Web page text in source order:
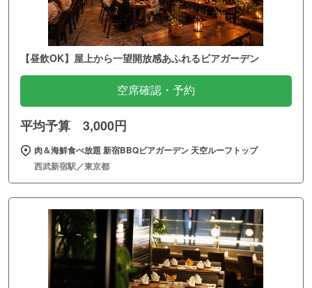
【昼飲OK】屋上から一望開放感あふれるビアガーデン
空席確認・予約
平均予算 3,000円
肉＆海鮮食べ放題 新宿BBQビアガーデン 天空ルーフトップ
西武新宿駅／東京都